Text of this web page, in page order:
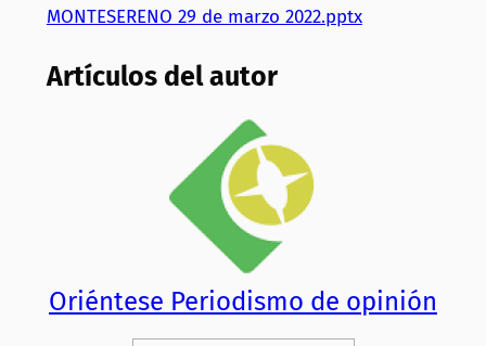
MONTESERENO 29 de marzo 2022.pptx
Artículos del autor
Oriéntese Periodismo de opinión